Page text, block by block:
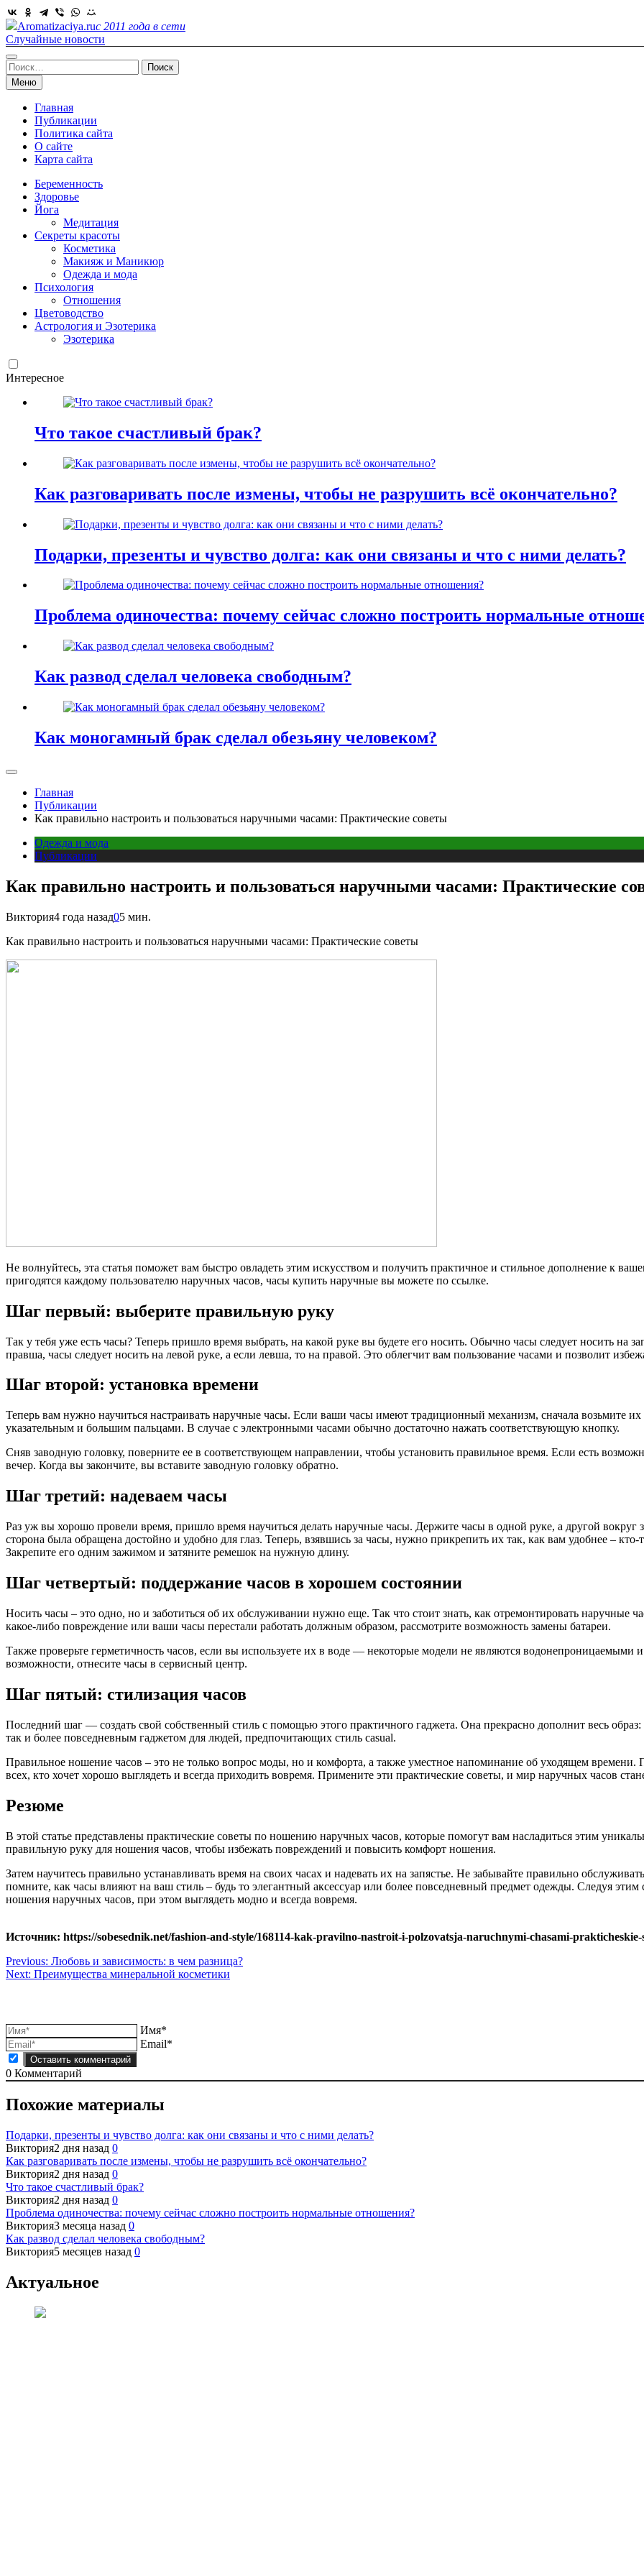
Skip
to
content
Aromatizaciya.ruс 2011 года в сети
Случайные новости
Найти:
Меню
Главная
Публикации
Политика сайта
О сайте
Карта сайта
Беременность
Здоровье
Йога
Медитация
Секреты красоты
Косметика
Макияж и Маникюр
Одежда и мода
Психология
Отношения
Цветоводство
Астрология и Эзотерика
Эзотерика
Интересное
Что такое счастливый брак?
Как разговаривать после измены, чтобы не разрушить всё окончательно?
Подарки, презенты и чувство долга: как они связаны и что с ними делать?
Проблема одиночества: почему сейчас сложно построить нормальные
Как развод сделал человека свободным?
Как моногамный брак сделал обезьяну человеком?
Главная
Публикации
Как правильно настроить и пользоваться наручными часами: Практические советы
Одежда и мода
Публикации
Как правильно настроить и пользоваться наручными часами: Практические
Виктория4 года назад05 мин.
Как правильно настроить и пользоваться наручными часами: Практические советы
Не волнуйтесь, эта статья поможет вам быстро овладеть этим искусством и получить практичное и стильное дополнение к
пригодятся каждому пользователю наручных часов, часы купить наручные вы можете по ссылке.
Шаг первый: выберите правильную руку
Так у тебя уже есть часы? Теперь пришло время выбрать, на какой руке вы будете его носить. Обычно часы следует носить
правша, часы следует носить на левой руке, а если левша, то на правой. Это облегчит вам пользование часами и позволит
Шаг второй: установка времени
Теперь вам нужно научиться настраивать наручные часы. Если ваши часы имеют традиционный механизм, сначала возьмите
указательным и большим пальцами. В случае с электронными часами обычно достаточно нажать соответствующую кнопку.
Сняв заводную головку, поверните ее в соответствующем направлении, чтобы установить правильное время. Если есть
вечер. Когда вы закончите, вы вставите заводную головку обратно.
Шаг третий: надеваем часы
Раз уж вы хорошо провели время, пришло время научиться делать наручные часы. Держите часы в одной руке, а другой
сторона была обращена достойно и удобно для глаз. Теперь, взявшись за часы, нужно прикрепить их так, как вам удобнее –
Закрепите его одним зажимом и затяните ремешок на нужную длину.
Шаг четвертый: поддержание часов в хорошем состоянии
Носить часы – это одно, но и заботиться об их обслуживании нужно еще. Так что стоит знать, как отремонтировать наручные
какое-либо повреждение или ваши часы перестали работать должным образом, рассмотрите возможность замены батареи.
Также проверьте герметичность часов, если вы используете их в воде — некоторые модели не являются водонепроницаемыми
возможности, отнесите часы в сервисный центр.
Шаг пятый: стилизация часов
Последний шаг — создать свой собственный стиль с помощью этого практичного гаджета. Она прекрасно дополнит весь
так и более повседневным гаджетом для людей, предпочитающих стиль casual.
Правильное ношение часов – это не только вопрос моды, но и комфорта, а также уместное напоминание об уходящем времени.
всех, кто хочет хорошо выглядеть и всегда приходить вовремя. Примените эти практические советы, и мир наручных часов
Резюме
В этой статье представлены практические советы по ношению наручных часов, которые помогут вам насладиться этим
правильную руку для ношения часов, чтобы избежать повреждений и повысить комфорт ношения.
Затем научитесь правильно устанавливать время на своих часах и надевать их на запястье. Не забывайте правильно
помните, как часы влияют на ваш стиль – будь то элегантный аксессуар или более повседневный предмет одежды. Следуя
ношения наручных часов, при этом выглядеть модно и всегда вовремя.
Источник: https://sobesednik.net/fashion-and-style/168114-kak-pravilno-nastroit-i-polzovatsja-naruchnymi-chasami-prakticheskie-
Навигация
по
Previous: Любовь и зависимость: в чем разница?
Next: Преимущества минеральной косметики
Имя*
Email*
0 Комментарий
Похожие материалы
Подарки, презенты и чувство долга: как они связаны и что с ними делать?
Виктория2 дня назад 0
Как разговаривать после измены, чтобы не разрушить всё окончательно?
Виктория2 дня назад 0
Что такое счастливый брак?
Виктория2 дня назад 0
Проблема одиночества: почему сейчас сложно построить нормальные отношения?
Виктория3 месяца назад 0
Как развод сделал человека свободным?
Виктория5 месяцев назад 0
Актуальное